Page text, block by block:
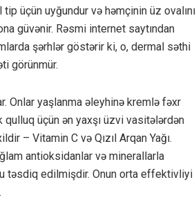
üçün uyğundur və həmçinin üz ovalını
güvənir. Rəsmi internet saytından
şərhlər göstərir ki, o, dermal səthi
görünmür.
Onlar yaşlanma əleyhinə kremlə fəxr
üçün ən yaxşı üzvi vasitələrdən
– Vitamin C və Qızıl Arqan Yağı.
antioksidanlar və minerallarla
təsdiq edilmişdir. Onun orta effektivliyi